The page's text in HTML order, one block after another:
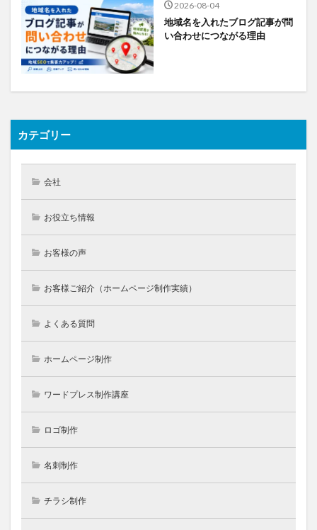
2026-08-04
地域名を入れたブログ記事が問
い合わせにつながる理由
カテゴリー
会社
お役立ち情報
お客様の声
お客様ご紹介（ホームページ制作実績）
よくある質問
ホームページ制作
ワードプレス制作講座
ロゴ制作
名刺制作
チラシ制作